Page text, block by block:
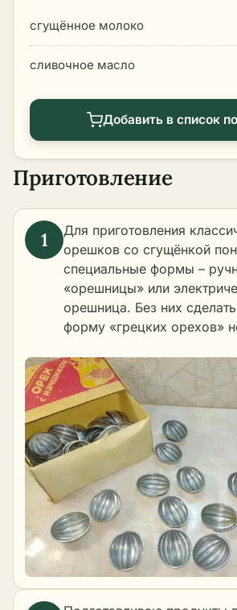
сгущённое молоко
сливочное масло
Добавить в список
Приготовление
Для приготовления
орешков со сгущёнкой
специальные формы –
«орешницы» или
орешница. Без них
форму «грецких орехов»